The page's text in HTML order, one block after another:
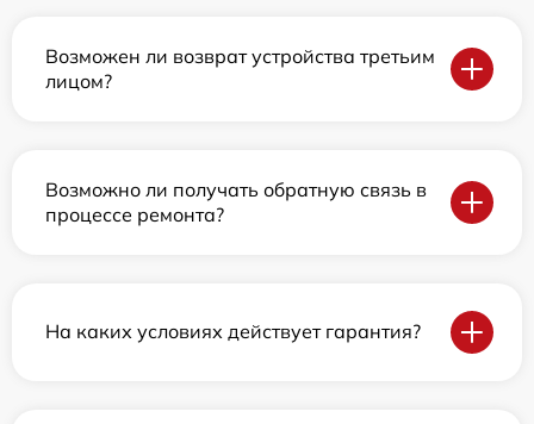
Возможен ли возврат устройства третьим
лицом?
Возможно ли получать обратную связь в
процессе ремонта?
На каких условиях действует гарантия?